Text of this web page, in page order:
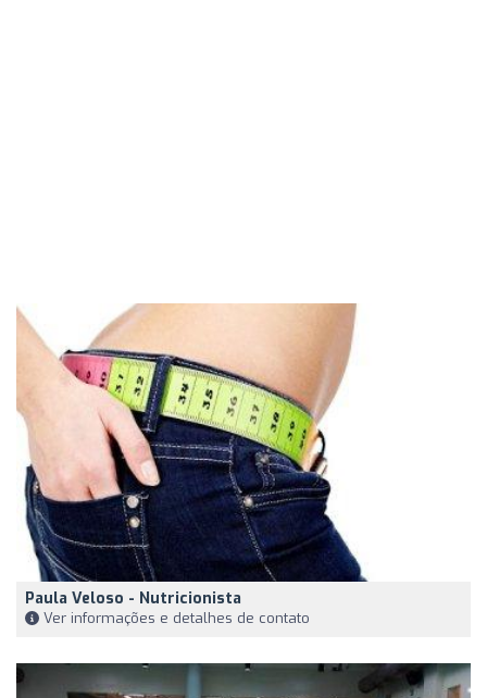
Paula Veloso - Nutricionista
Ver informações e detalhes de contato